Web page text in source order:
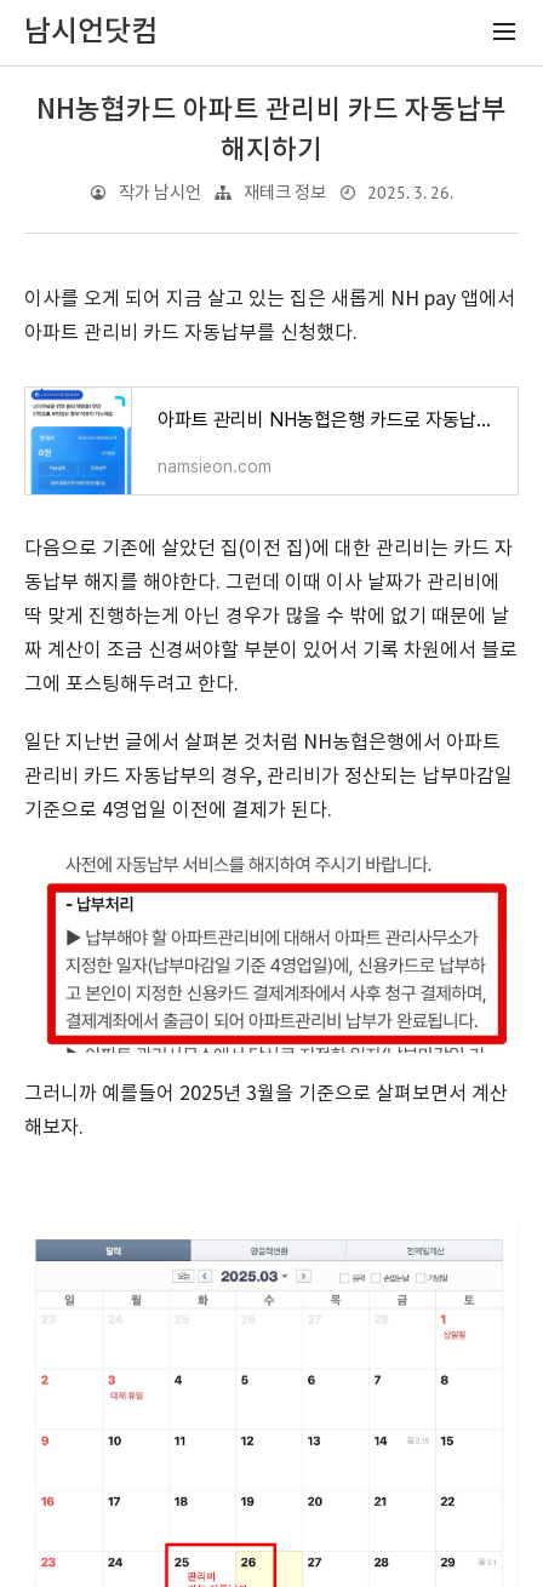
남시언닷컴
NH농협카드 아파트 관리비 카드 자동납부
해지하기
작가 남시언 재테크 정보 2025. 3. 26.
이사를 오게 되어 지금 살고 있는 집은 새롭게 NH pay 앱에서
아파트 관리비 카드 자동납부를 신청했다.
아파트 관리비 NH농협은행 카드로 자동납부 신청방법 (실제 경험)
namsieon.com
다음으로 기존에 살았던 집(이전 집)에 대한 관리비는 카드 자
동납부 해지를 해야한다. 그런데 이때 이사 날짜가 관리비에
딱 맞게 진행하는게 아닌 경우가 많을 수 밖에 없기 때문에 날
짜 계산이 조금 신경써야할 부분이 있어서 기록 차원에서 블로
그에 포스팅해두려고 한다.
일단 지난번 글에서 살펴본 것처럼 NH농협은행에서 아파트
관리비 카드 자동납부의 경우, 관리비가 정산되는 납부마감일
기준으로 4영업일 이전에 결제가 된다.
그러니까 예를들어 2025년 3월을 기준으로 살펴보면서 계산
해보자.